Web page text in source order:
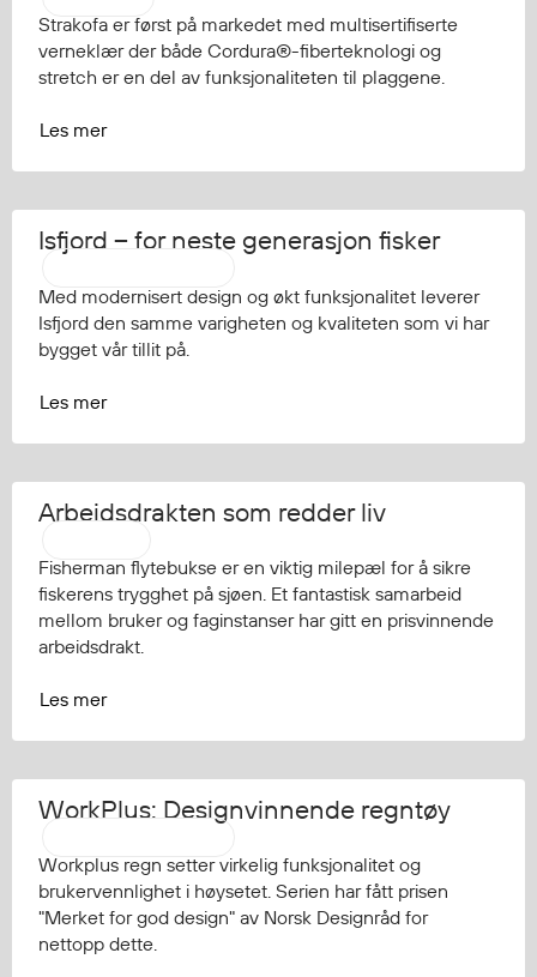
Strakofa er først på markedet med multisertifiserte
verneklær der både Cordura®-fiberteknologi og
stretch er en del av funksjonaliteten til plaggene.
Les mer
Isfjord – for neste generasjon fisker
Med modernisert design og økt funksjonalitet leverer
Isfjord den samme varigheten og kvaliteten som vi har
bygget vår tillit på.
Les mer
Arbeidsdrakten som redder liv
Fisherman flytebukse er en viktig milepæl for å sikre
fiskerens trygghet på sjøen. Et fantastisk samarbeid
mellom bruker og faginstanser har gitt en prisvinnende
arbeidsdrakt.
Les mer
WorkPlus: Designvinnende regntøy
Workplus regn setter virkelig funksjonalitet og
brukervennlighet i høysetet. Serien har fått prisen
"Merket for god design" av Norsk Designråd for
nettopp dette.